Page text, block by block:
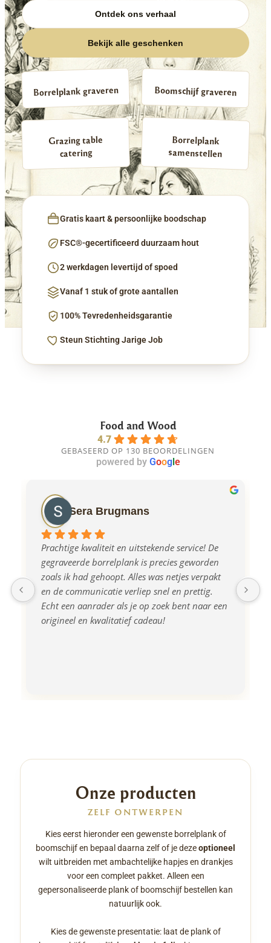
Ontdek ons verhaal
Bekijk alle geschenken
Borrelplank graveren Boomschijf graveren
Grazing table
catering
Borrelplank
samenstellen
Gratis kaart & persoonlijke boodschap
FSC®-gecertificeerd duurzaam hout
2 werkdagen levertijd of spoed
Vanaf 1 stuk of grote aantallen
100% Tevredenheidsgarantie
Steun Stichting Jarige Job
Food and Wood
4.7
GEBASEERD OP 130 BEOORDELINGEN
powered by Googl e
Sera Brugmans
Prachtige kwaliteit en uitstekende service! De
gegraveerde borrelplank is precies geworden
zoals ik had gehoopt. Alles was netjes verpakt
en de communicatie verliep snel en prettig.
Echt een aanrader als je op zoek bent naar een
origineel en kwalitatief cadeau!
Onze producten
ZELF ONTWERPEN
Kies eerst hieronder een gewenste borrelplank of
boomschijf en bepaal daarna zelf of je dezeoptioneel
wilt uitbreiden met ambachtelijke hapjes en drankjes
voor een compleet pakket. Alleen een
gepersonaliseerde plank of boomschijf bestellen kan
natuurlijk ook.
Kies de gewenste presentatie: laat de plank of